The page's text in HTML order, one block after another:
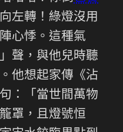
左轉！綠燈沒用
心悸。這種氣
聲，與他兒時聽
他想起家傳《沾
：「當世間萬物
罩，且燈號恒